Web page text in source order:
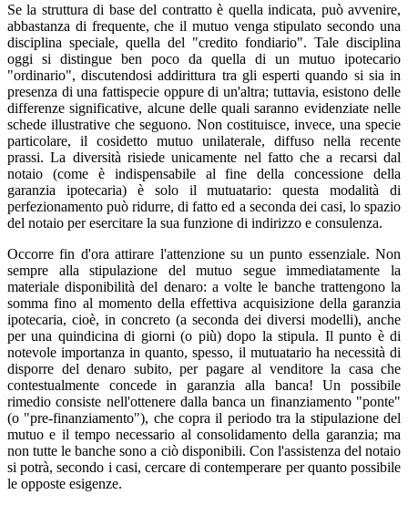
Se la struttura di base del contratto è quella indicata, può avvenire,
abbastanza di frequente, che il mutuo venga stipulato secondo una
disciplina speciale, quella del "credito fondiario". Tale disciplina
oggi si distingue ben poco da quella di un mutuo ipotecario
"ordinario", discutendosi addirittura tra gli esperti quando si sia in
presenza di una fattispecie oppure di un'altra; tuttavia, esistono delle
differenze significative, alcune delle quali saranno evidenziate nelle
schede illustrative che seguono. Non costituisce, invece, una specie
particolare, il cosidetto mutuo unilaterale, diffuso nella recente
prassi. La diversità risiede unicamente nel fatto che a recarsi dal
notaio (come è indispensabile al fine della concessione della
garanzia ipotecaria) è solo il mutuatario: questa modalità di
perfezionamento può ridurre, di fatto ed a seconda dei casi, lo spazio
del notaio per esercitare la sua funzione di indirizzo e consulenza.
Occorre fin d'ora attirare l'attenzione su un punto essenziale. Non
sempre alla stipulazione del mutuo segue immediatamente la
materiale disponibilità del denaro: a volte le banche trattengono la
somma fino al momento della effettiva acquisizione della garanzia
ipotecaria, cioè, in concreto (a seconda dei diversi modelli), anche
per una quindicina di giorni (o più) dopo la stipula. Il punto è di
notevole importanza in quanto, spesso, il mutuatario ha necessità di
disporre del denaro subito, per pagare al venditore la casa che
contestualmente concede in garanzia alla banca! Un possibile
rimedio consiste nell'ottenere dalla banca un finanziamento "ponte"
(o "pre-finanziamento"), che copra il periodo tra la stipulazione del
mutuo e il tempo necessario al consolidamento della garanzia; ma
non tutte le banche sono a ciò disponibili. Con l'assistenza del notaio
si potrà, secondo i casi, cercare di contemperare per quanto possibile
le opposte esigenze.